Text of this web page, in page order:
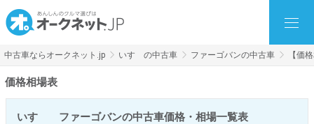
中古車ならオークネット.jp いすゞの中古車 ファーゴバンの中古車 【価
価格相場表
いすゞ ファーゴバンの中古車価格・相場一覧表